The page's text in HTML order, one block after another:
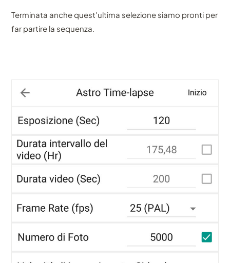
Terminata anche quest'ultima selezione siamo pronti per
far partire la sequenza.